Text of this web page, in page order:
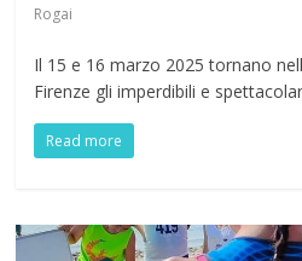
Rogai
Il 15 e 16 marzo 2025 tornano
Firenze gli imperdibili e
Read more